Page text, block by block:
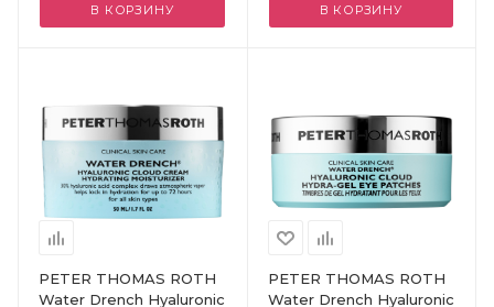
В КОРЗИНУ В КОРЗИНУ
PETER THOMAS ROTH
Water Drench Hyaluronic
PETER THOMAS ROTH
Water Drench Hyaluronic